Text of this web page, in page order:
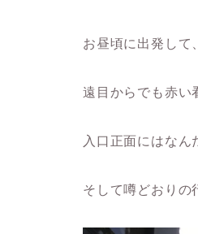
お昼頃に出発して
遠目からでも赤い
入口正面にはなん
そして噂どおりの